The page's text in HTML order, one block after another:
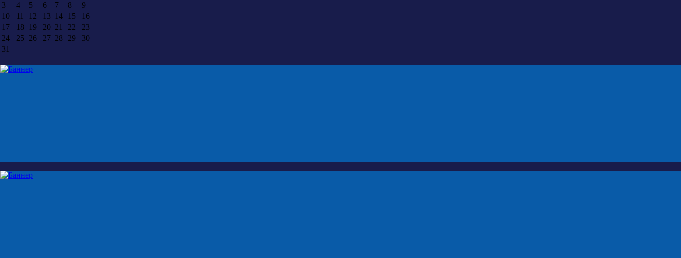
3
4 5 6 7 8
9
10
11 12 13 14 15
16
17
18 19 20 21 22
23
24
25 26 27 28 29
30
31